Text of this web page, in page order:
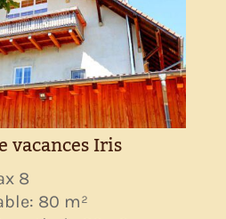
vacances Iris
8
80 m²